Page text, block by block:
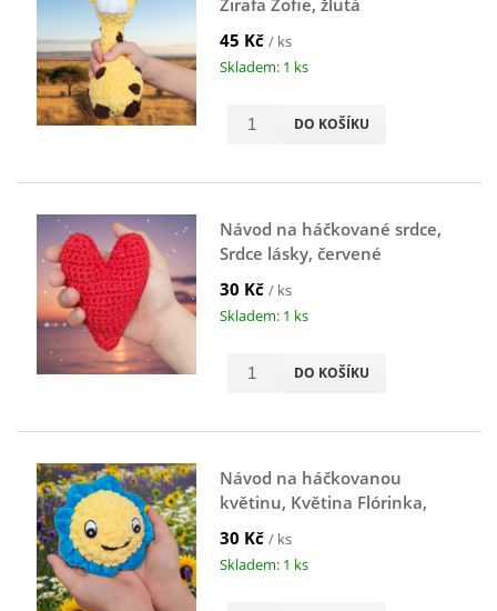
Žirafa Žofie, žlutá
45 Kč / ks
Skladem: 1 ks
DO KOŠÍKU
Návod na háčkované srdce,
Srdce lásky, červené
30 Kč / ks
Skladem: 1 ks
DO KOŠÍKU
Návod na háčkovanou
květinu, Květina Flórinka,
žluto-modrá
30 Kč / ks
Skladem: 1 ks